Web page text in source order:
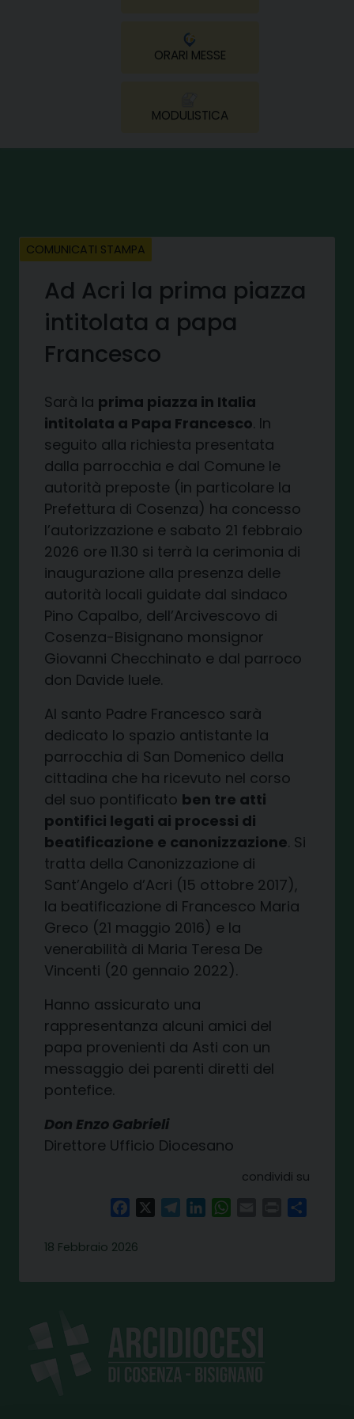
ORARI MESSE
MODULISTICA
COMUNICATI STAMPA
Ad Acri la prima piazza
intitolata a papa
Francesco
Sarà la prima piazza in Italia
intitolata a Papa Francesco. In
seguito alla richiesta presentata
dalla parrocchia e dal Comune le
autorità preposte (in particolare la
Prefettura di Cosenza) ha concesso
l’autorizzazione e sabato 21 febbraio
2026 ore 11.30 si terrà la cerimonia di
inaugurazione alla presenza delle
autorità locali guidate dal sindaco
Pino Capalbo, dell’Arcivescovo di
Cosenza-Bisignano monsignor
Giovanni Checchinato e dal parroco
don Davide Iuele.
Al santo Padre Francesco sarà
dedicato lo spazio antistante la
parrocchia di San Domenico della
cittadina che ha ricevuto nel corso
del suo pontificato ben tre atti
pontifici legati ai processi di
beatificazione e canonizzazione. Si
tratta della Canonizzazione di
Sant’Angelo d’Acri (15 ottobre 2017),
la beatificazione di Francesco Maria
Greco (21 maggio 2016) e la
venerabilità di Maria Teresa De
Vincenti (20 gennaio 2022).
Hanno assicurato una
rappresentanza alcuni amici del
papa provenienti da Asti con un
messaggio dei parenti diretti del
pontefice.
Don Enzo Gabrieli
Direttore Ufficio Diocesano
condividi su
FacebookTelegramLinkedInWhatsAppPrint
18 Febbraio 2026